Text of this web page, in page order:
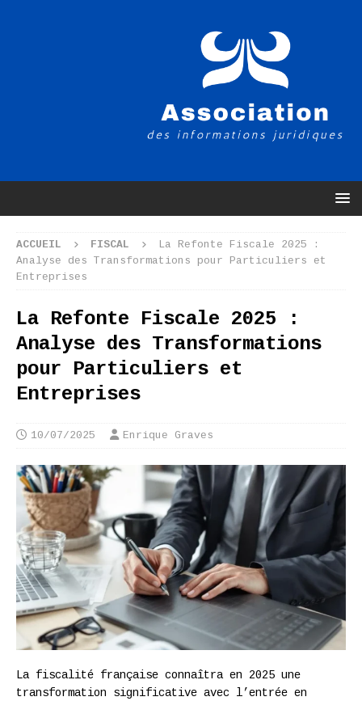
ACCUEIL FISCAL
La Refonte Fiscale 2025 :
Analyse des Transformations pour Particuliers et
Entreprises
La Refonte Fiscale 2025 :
Analyse des Transformations
pour Particuliers et
Entreprises
10/07/2025 Enrique Graves
La fiscalité française connaîtra en 2025 une
transformation significative avec l’entrée en